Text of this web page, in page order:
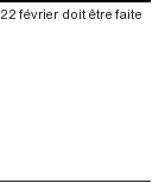
février doit être faite